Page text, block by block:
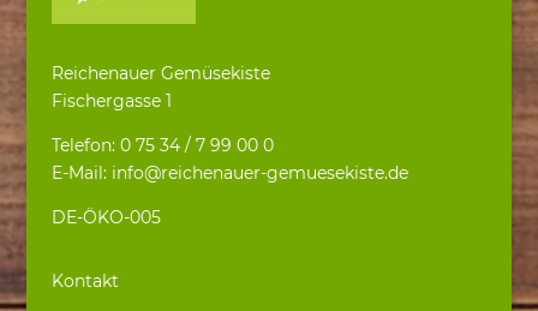
Reichenauer Gemüsekiste
Fischergasse 1
Telefon: 0 75 34 / 7 99 00 0
E-Mail: info@reichenauer-gemuesekiste.de
DE-ÖKO-005
Kontakt